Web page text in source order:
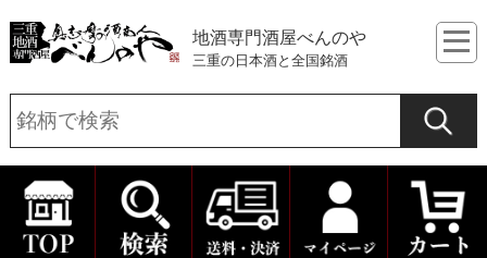
地酒専門酒屋べんのや
三重の日本酒と全国銘酒